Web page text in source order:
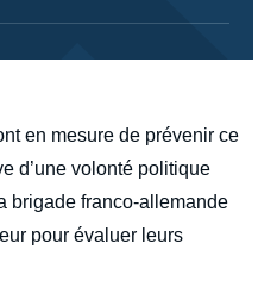
en mesure de prévenir ce
d’une volonté politique
brigade franco-allemande
pour évaluer leurs